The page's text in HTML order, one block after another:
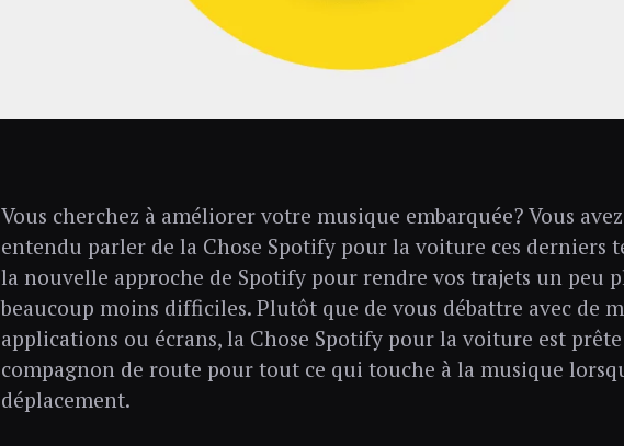
Vous cherchez à améliorer votre musique embarquée? Vous
entendu parler de la Chose Spotify pour la voiture ces derniers
la nouvelle approche de Spotify pour rendre vos trajets un peu
beaucoup moins difficiles. Plutôt que de vous débattre avec de
applications ou écrans, la Chose Spotify pour la voiture est
compagnon de route pour tout ce qui touche à la musique
déplacement.